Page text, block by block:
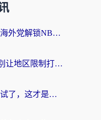
在美国如何看腾讯体育？海外党解锁NBA欧洲杯直播的终极攻略
在国外如何看B站动漫？别让地区限制打断你的追番节奏
海外看爱奇艺破解？别瞎试了，这才是留学生华人追剧看球的正确打开方式